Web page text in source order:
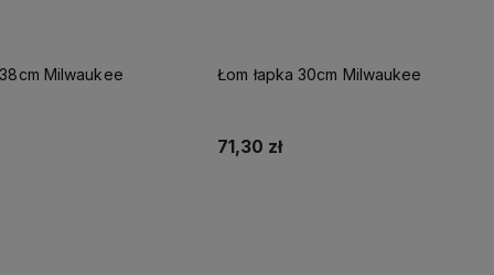
Milwaukee Łom łapka 30cm Milwaukee
71,30 zł